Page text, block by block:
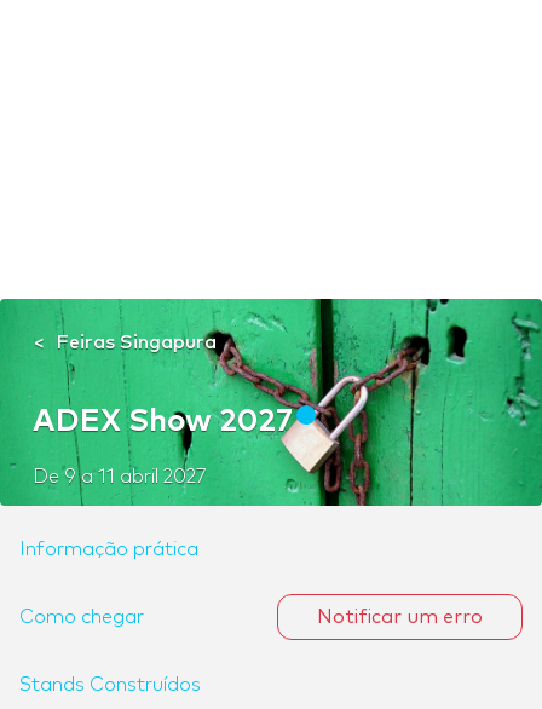
Feiras Singapura
ADEX Show 2027
De9a11 abril 2027
Informação prática
Como chegar
Stands Construídos
Notificar um erro